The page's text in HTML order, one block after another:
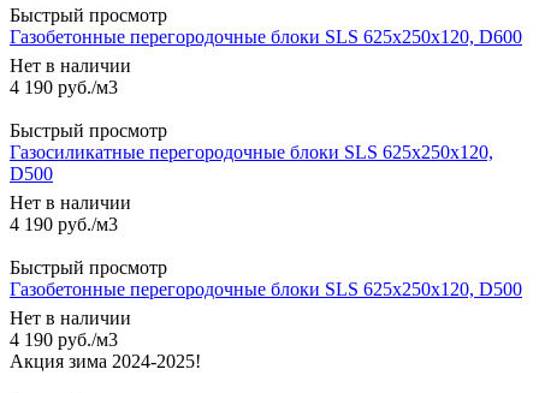
Быстрый просмотр
Газобетонные перегородочные блоки SLS 625х250х120, D600
Нет в наличии
4 190 руб./м3
Быстрый просмотр
Газосиликатные перегородочные блоки SLS 625х250х120,
D500
Нет в наличии
4 190 руб./м3
Быстрый просмотр
Газобетонные перегородочные блоки SLS 625х250х120, D500
Нет в наличии
4 190 руб./м3